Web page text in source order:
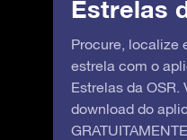
Estrelas
Procure, localize
estrela com o
Estrelas da OSR.
download do